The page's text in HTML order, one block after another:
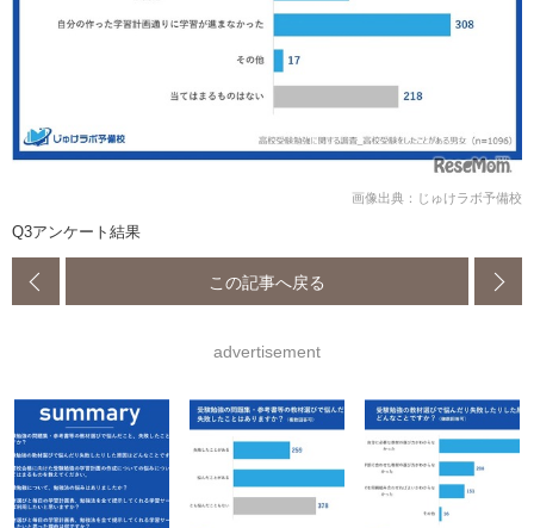
画像出典：じゅけラボ予備校
Q3アンケート結果
この記事へ戻る
advertisement